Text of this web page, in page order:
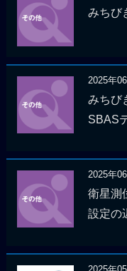
みちび
2025年
みちび
SBAS
2025年
衛星測
設定の